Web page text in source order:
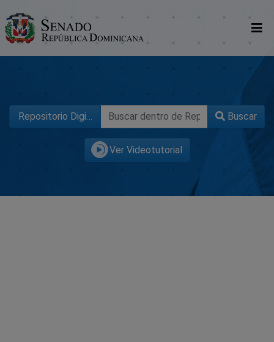
Nosotros
Repositorio Digital SenadoRD Buscar
Ver Videotutorial